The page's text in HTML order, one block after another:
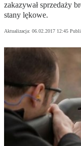
zakazywał sprzedaży
stany lękowe.
Aktualizacja: 06.02.2017 12:45